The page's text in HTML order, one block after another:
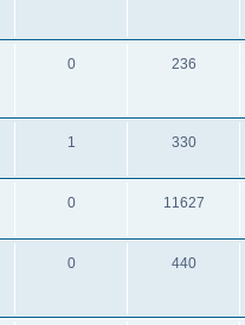
0 236
1 330
0 11627
0 440